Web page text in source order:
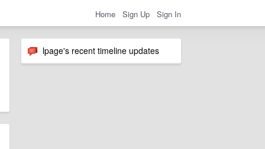
Home Sign Up Sign In
lpage's recent timeline updates